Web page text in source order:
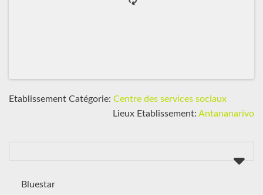
Etablissement Catégorie: Centre des services sociaux
Lieux Etablissement: Antananarivo
Bluestar